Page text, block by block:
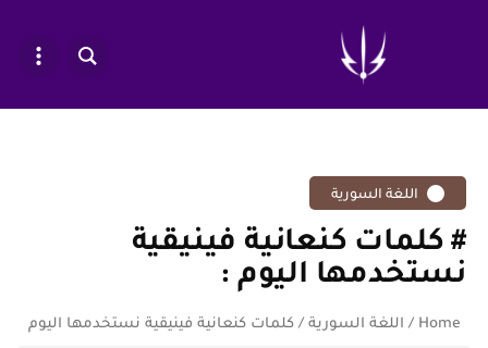
اللغة السورية
كلمات كنعانية فينيقية
نستخدمها اليوم
Home
/ اللغة السورية / كلمات كنعانية فينيقية نستخدمها اليوم